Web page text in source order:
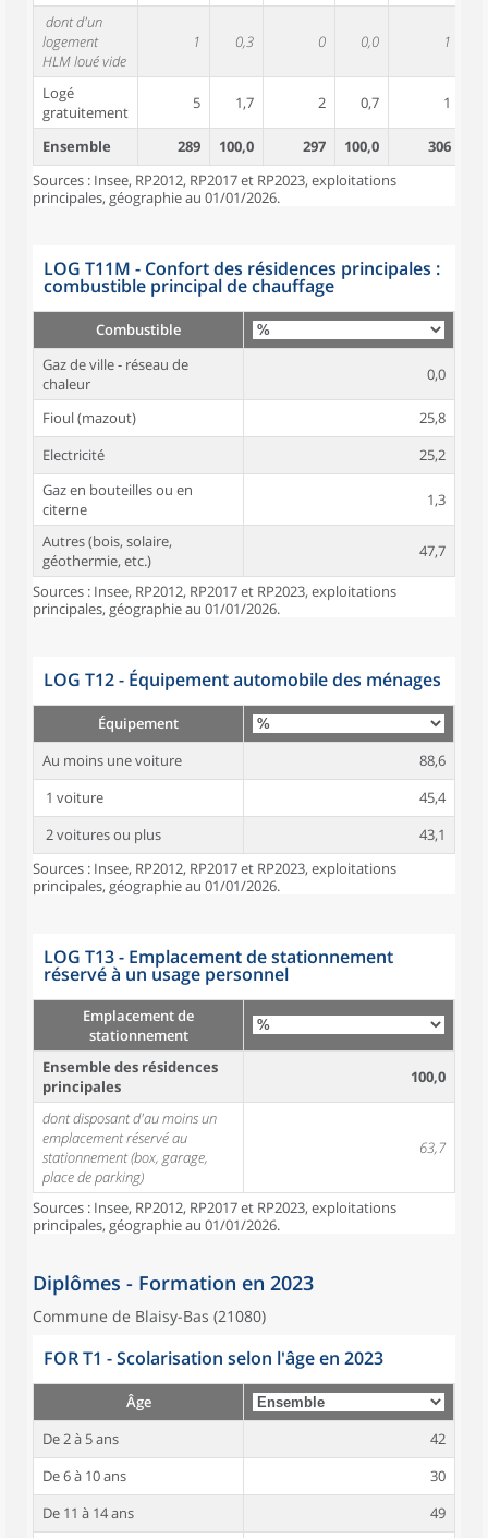
dont d'un
logement
HLM loué vide
1 0,3 0 0,0 1
Logé
gratuitement
5 1,7 2 0,7 1
Ensemble 289 100,0 297 100,0 306
Sources : Insee, RP2012, RP2017 et RP2023, exploitations
principales, géographie au 01/01/2026.
LOG T11M - Confort des résidences principales :
combustible principal de chauffage
Combustible
Gaz de ville - réseau de
chaleur
0,0
Fioul (mazout)
25,8
Electricité
25,2
Gaz en bouteilles ou en
citerne
1,3
Autres (bois, solaire,
géothermie, etc.)
47,7
Sources : Insee, RP2012, RP2017 et RP2023, exploitations
principales, géographie au 01/01/2026.
LOG T12 - Équipement automobile des ménages
Équipement
Au moins une voiture
88,6
1 voiture
45,4
2 voitures ou plus
43,1
Sources : Insee, RP2012, RP2017 et RP2023, exploitations
principales, géographie au 01/01/2026.
LOG T13 - Emplacement de stationnement
réservé à un usage personnel
Emplacement de
stationnement
Ensemble des résidences
principales
100,0
dont disposant d'au moins un
emplacement réservé au
stationnement (box, garage,
place de parking)
63,7
Sources : Insee, RP2012, RP2017 et RP2023, exploitations
principales, géographie au 01/01/2026.
Diplômes - Formation en 2023
Commune de Blaisy-Bas (21080)
FOR T1 - Scolarisation selon l'âge en 2023
Âge
De 2 à 5 ans
42
De 6 à 10 ans
30
De 11 à 14 ans
49